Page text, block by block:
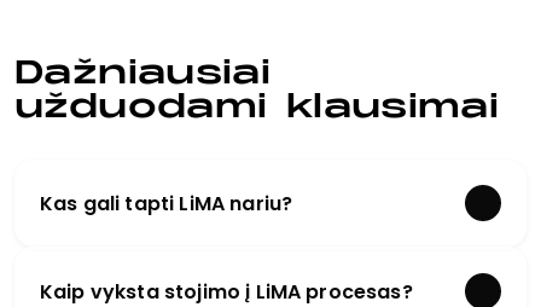
Dažniausiai
užduodami klausimai
Kas gali tapti LiMA nariu?
Kaip vyksta stojimo į LiMA procesas?